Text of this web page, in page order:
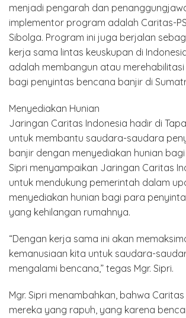
menjadi pengarah dan
implementor program adalah Caritas-
Sibolga. Program ini juga berjalan
kerja sama lintas keuskupan di
adalah membangun atau
bagi penyintas bencana banjir di
Menyediakan Hunian
Jaringan Caritas Indonesia hadir di
untuk membantu saudara-saudara
banjir dengan menyediakan hunian bagi
Sipri menyampaikan Jaringan Caritas
untuk mendukung pemerintah dalam
menyediakan hunian bagi para
yang kehilangan rumahnya.
“Dengan kerja sama ini akan
kemanusiaan kita untuk saudara-
mengalami bencana,” tegas Mgr. Sipri.
Mgr. Sipri menambahkan, bahwa
mereka yang rapuh, yang karena